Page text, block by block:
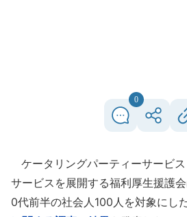
0
ケータリングパーティーサービ
サービスを展開する福利厚生援護
0代前半の社会人100人を対象にし